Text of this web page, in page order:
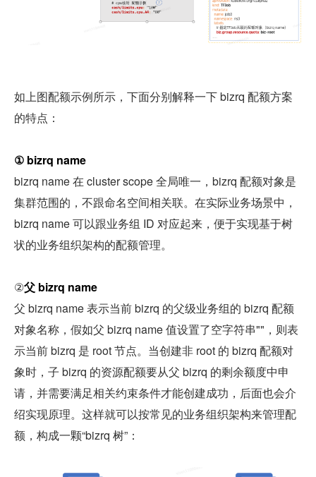
如上图配额示例所示，下面分别解释一下 bizrq 配额方案
的特点：
① bizrq name
bizrq name 在 cluster scope 全局唯一，bizrq 配额对象是
集群范围的，不跟命名空间相关联。在实际业务场景中，
bizrq name 可以跟业务组 ID 对应起来，便于实现基于树
状的业务组织架构的配额管理。
②父 bizrq name
父 bizrq name 表示当前 bizrq 的父级业务组的 bizrq 配额
对象名称，假如父 bizrq name 值设置了空字符串""，则表
示当前 bizrq 是 root 节点。当创建非 root 的 bizrq 配额对
象时，子 bizrq 的资源配额要从父 bizrq 的剩余额度中申
请，并需要满足相关约束条件才能创建成功，后面也会介
绍实现原理。这样就可以按常见的业务组织架构来管理配
额，构成一颗“bizrq 树”：